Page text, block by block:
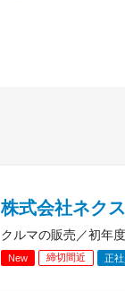
株式会社ネク
クルマの販売／初年
New 締切間近 正社